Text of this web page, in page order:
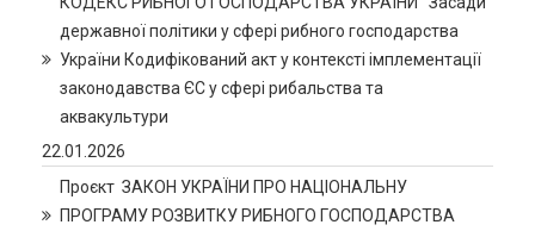
державної політики у сфері рибного господарства
України Кодифікований акт у контексті імплементації
законодавства ЄС у сфері рибальства та
аквакультури
22.01.2026
Проєкт ЗАКОН УКРАЇНИ ПРО НАЦІОНАЛЬНУ
ПРОГРАМУ РОЗВИТКУ РИБНОГО ГОСПОДАРСТВА